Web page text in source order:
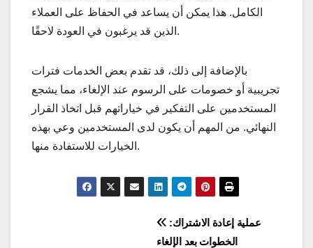
الكامل. هذا يمكن أن يساعد في الحفاظ على العملاء
الذين قد يرغبون في العودة لاحقًا.
بالإضافة إلى ذلك، قد تقدم بعض الخدمات فترات
تجريبية أو خصومات على الرسوم عند الإلغاء، مما يشجع
المستخدمين على التفكير في خياراتهم قبل اتخاذ القرار
النهائي. من المهم أن يكون لدى المستخدمين وعي بهذه
الخيارات للاستفادة منها.
الخطوات بعد الإلغاء